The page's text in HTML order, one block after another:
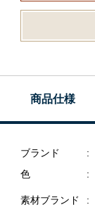
商品仕様
ブランド
色
素材ブランド